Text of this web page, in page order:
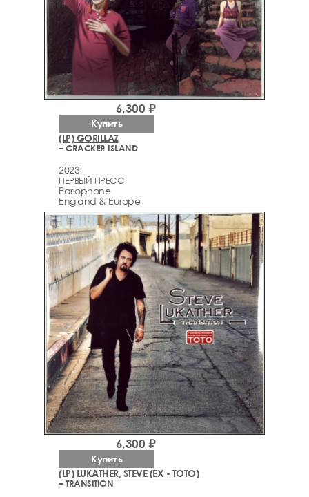
(LP) GORILLAZ
– CRACKER ISLAND
2023
ПЕРВЫЙ ПРЕСС
Parlophone
England & Europe
6,300 ₽
Купить
(LP) LUKATHER, STEVE (EX - TOTO)
– TRANSITION
6,300 ₽
Купить